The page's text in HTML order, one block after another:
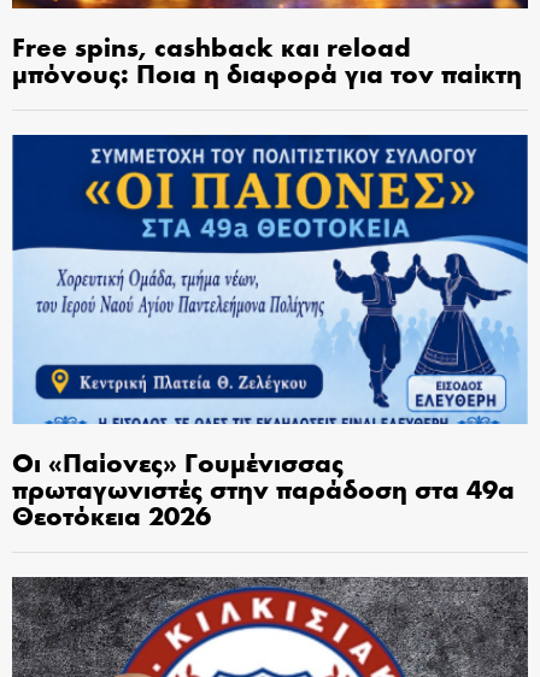
Free spins, cashback και reload
μπόνους: Ποια η διαφορά για τον παίκτη
Οι «Παίονες» Γουμένισσας
πρωταγωνιστές στην παράδοση στα 49α
Θεοτόκεια 2026